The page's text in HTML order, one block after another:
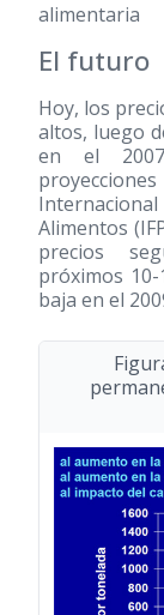
alimentaria
El futuro
Hoy, los
altos, luego
en el
Alimentos
precios
próximos
baja en el